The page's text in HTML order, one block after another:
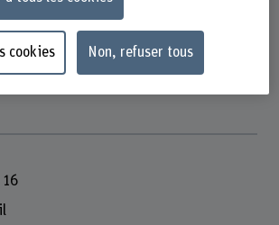
16
cookies Non, refuser tous